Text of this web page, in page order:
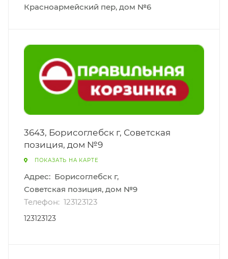
Красноармейский пер, дом №6
3643, Борисоглебск г, Советская
позиция, дом №9
ПОКАЗАТЬ НА КАРТЕ
Адрес: Борисоглебск г,
Советская позиция, дом №9
Телефон: 123123123
123123123